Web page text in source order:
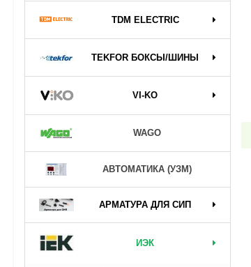
TDM ELECTRIC
TEKFOR БОКСЫ/ШИНЫ
VI-KO
WAGO
АВТОМАТИКА (УЗМ)
АРМАТУРА ДЛЯ СИП
ИЭК